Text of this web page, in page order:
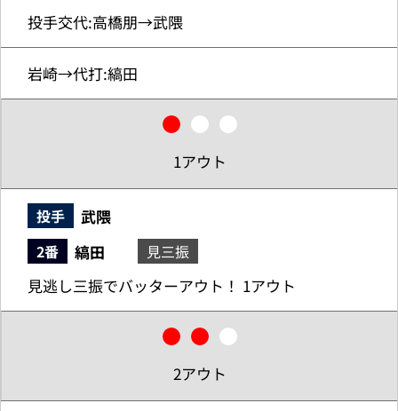
投手交代:高橋朋→武隈
岩崎→代打:縞田
1アウト
投手 武隈
2番 縞田 見三振
見逃し三振でバッターアウト！ 1アウト
2アウト